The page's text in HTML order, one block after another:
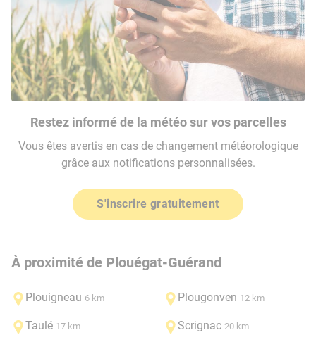
Restez informé de la météo sur vos parcelles
Vous êtes avertis en cas de changement météorologique
grâce aux notifications personnalisées.
S'inscrire gratuitement
À proximité de Plouégat-Guérand
Plouigneau 6 km Plougonven 12 km
Taulé 17 km Scrignac 20 km